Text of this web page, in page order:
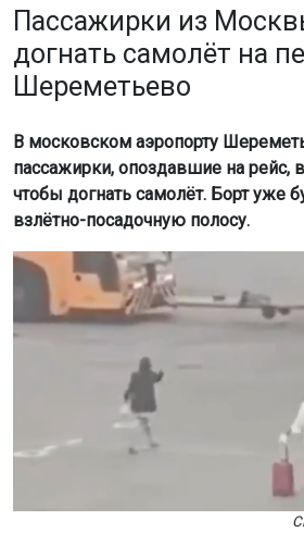
Пассажирки из
догнать самолёт на
Шереметьево
В московском аэропорту
пассажирки, опоздавшие на рейс,
чтобы догнать самолёт. Борт уже
взлётно-посадочную полосу.